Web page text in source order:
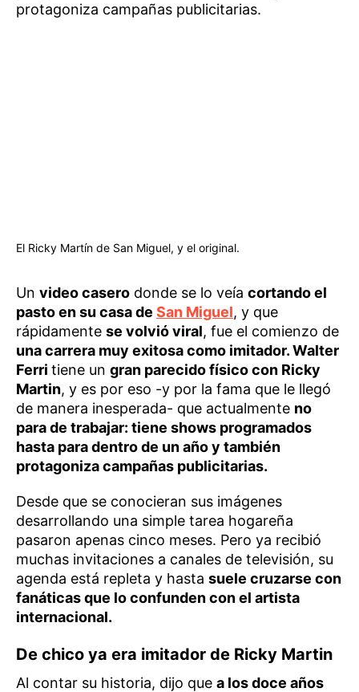
protagoniza campañas publicitarias.
El Ricky Martín de San Miguel, y el original.
Un video casero donde se lo veía cortando el
pasto en su casa de San Miguel, y que
rápidamente se volvió viral, fue el comienzo de
una carrera muy exitosa como imitador. Walter
Ferri tiene un gran parecido físico con Ricky
Martin, y es por eso -y por la fama que le llegó
de manera inesperada- que actualmente no
para de trabajar: tiene shows programados
hasta para dentro de un año y también
protagoniza campañas publicitarias.
Desde que se conocieran sus imágenes
desarrollando una simple tarea hogareña
pasaron apenas cinco meses. Pero ya recibió
muchas invitaciones a canales de televisión, su
agenda está repleta y hasta suele cruzarse con
fanáticas que lo confunden con el artista
internacional.
De chico ya era imitador de Ricky Martin
Al contar su historia, dijo que a los doce años